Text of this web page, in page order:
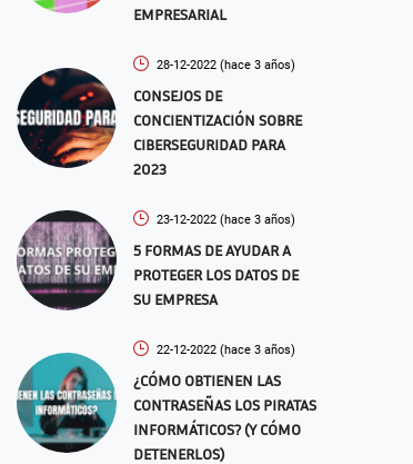
EMPRESARIAL
28-12-2022 (hace 3 años)
CONSEJOS DE
CONCIENTIZACIÓN SOBRE
CIBERSEGURIDAD PARA
2023
23-12-2022 (hace 3 años)
5 FORMAS DE AYUDAR A
PROTEGER LOS DATOS DE
SU EMPRESA
22-12-2022 (hace 3 años)
¿CÓMO OBTIENEN LAS
CONTRASEÑAS LOS PIRATAS
INFORMÁTICOS? (Y CÓMO
DETENERLOS)